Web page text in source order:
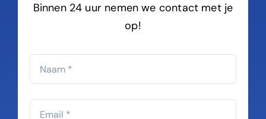
Binnen 24 uur nemen we contact met je
op!